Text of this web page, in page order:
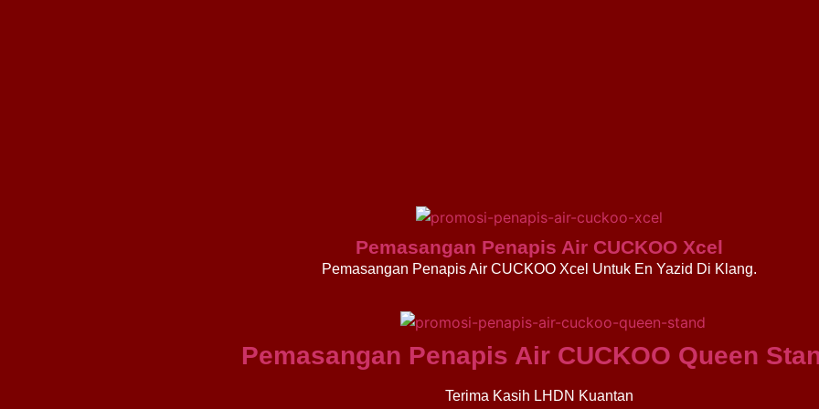
Pemasangan Penapis Air CUCKOO Xcel
Pemasangan Penapis Air CUCKOO Xcel Untuk En Yazid Di Klang.
Pemasangan Penapis Air CUCKOO Queen
Terima Kasih LHDN Kuantan